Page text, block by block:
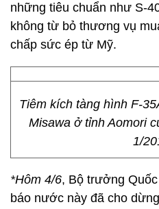
những tiêu chuẩn như S-
không từ bỏ thương vụ
chấp sức ép từ Mỹ.
Tiêm kích tàng hình F-
Misawa ở tỉnh Aomori
1/
*Hôm 4/6, Bộ trưởng
báo nước này đã cho